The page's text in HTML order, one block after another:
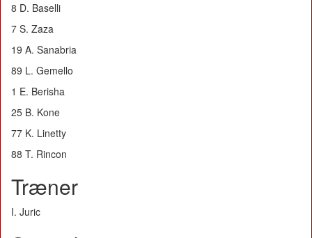
8 D. Baselli
7 S. Zaza
19 A. Sanabria
89 L. Gemello
1 E. Berisha
25 B. Kone
77 K. Linetty
88 T. Rincon
Træner
I. Juric